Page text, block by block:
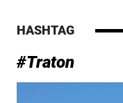
HASHTAG
#Traton